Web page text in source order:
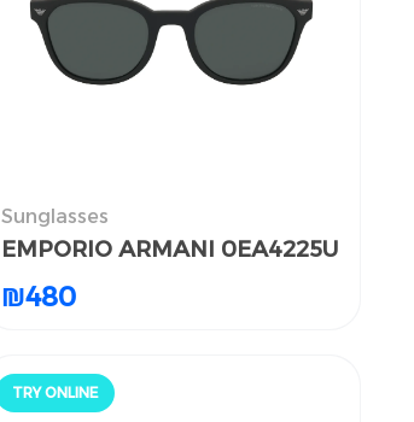
Sunglasses
EMPORIO ARMANI 0EA4225U
₪480
TRY ONLINE
النظارات الشمسية
EMPORIO ARMANI 0EA4225U
₪480
جرّب أونلاين